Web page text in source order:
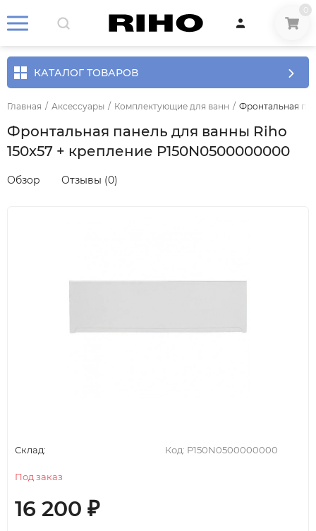
КАТАЛОГ ТОВАРОВ
Главная / Аксессуары / Комплектующие для ванн / Фронтальная
Фронтальная панель для ванны Riho
150x57 + крепление P150N0500000000
Обзор Отзывы (0)
Код: P150N0500000000
Склад:
Под заказ
16 200 ₽